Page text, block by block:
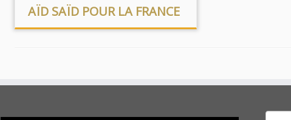
AÏD SAÏD POUR LA FRANCE